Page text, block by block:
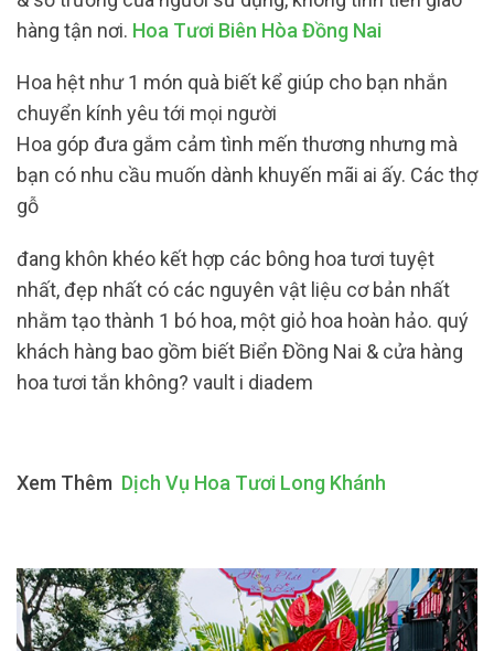
hàng tận nơi. Hoa Tươi Biên Hòa Đồng Nai
Hoa hệt như 1 món quà biết kể giúp cho bạn nhắn
chuyển kính yêu tới mọi người
Hoa góp đưa gắm cảm tình mến thương nhưng mà
bạn có nhu cầu muốn dành khuyến mãi ai ấy. Các thợ
gỗ
đang khôn khéo kết hợp các bông hoa tươi tuyệt
nhất, đẹp nhất có các nguyên vật liệu cơ bản nhất
nhằm tạo thành 1 bó hoa, một giỏ hoa hoàn hảo. quý
khách hàng bao gồm biết Biển Đồng Nai & cửa hàng
hoa tươi tắn không? vault i diadem
Xem Thêm Dịch Vụ Hoa Tươi Long Khánh